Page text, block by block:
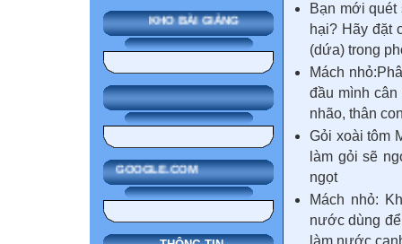
KHO BÀI GIẢNG
GOOGLE.COM
Bạn mới
hại? Hãy đặt
(dứa) trong
Mách
đầu mình cân
nhão, thân
Gỏi xoài tôm
làm gỏi sẽ
ngọt
Mách nhỏ:
nước dùng
làm nước